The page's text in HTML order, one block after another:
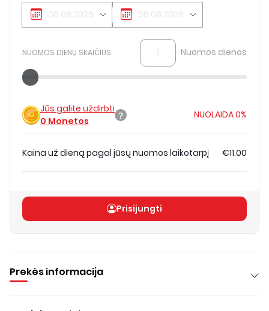
NUOMOS DIENŲ SKAIČIUS Nuomos dienos
Jūs galite uždirbti
0 Monetos
NUOLAIDA0%
Kaina už dieną pagal jūsų nuomos laikotarpį €11.00
Prisijungti
Prekės informacija